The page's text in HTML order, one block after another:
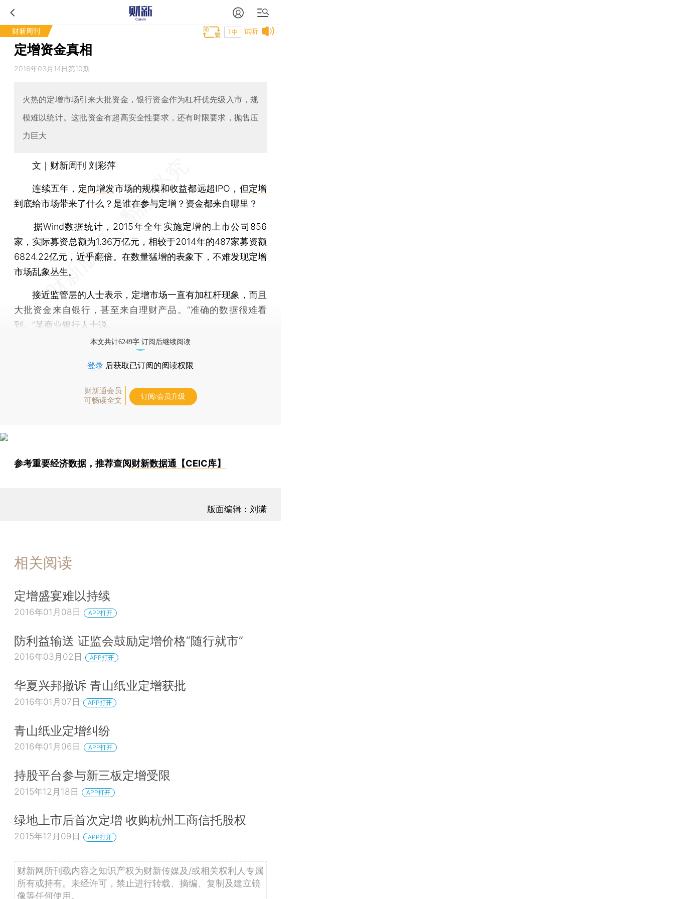
财新周刊 试听
T中
定增资金真相
2016年03月14日第10期
火热的定增市场引来大批资金，银行资金作为杠杆优先级入市，规
模难以统计。这批资金有超高安全性要求，还有时限要求，抛售压
力巨大
文｜财新周刊 刘彩萍
连续五年， 定向增发市场的规模和收益都远超IPO，但定增
到底给市场带来了什么？是谁在参与定增？资金都来自哪里？
据Wind数据统计，2015年全年实施定增的上市公司856
家，实际募资总额为1.36万亿元，相较于2014年的487家募资额
6824.22亿元，近乎翻倍。在数量猛增的表象下，不难发现定增
市场乱象丛生。
接近监管层的人士表示，定增市场一直有加杠杆现象，而且
大批资金来自银行，甚至来自理财产品。“准确的数据很难看
到。”某商业银行人士说。
本文共计6249字 订阅后继续阅读
登录 后获取已订阅的阅读权限
财新通会员
可畅读全文
订阅/会员升级
参考重要经济数据，推荐查阅财新数据通【CEIC库】
版面编辑：刘潇
相关阅读
定增盛宴难以持续
2016年01月08日 APP打开
防利益输送 证监会鼓励定增价格“随行就市”
2016年03月02日 APP打开
华夏兴邦撤诉 青山纸业定增获批
2016年01月07日 APP打开
青山纸业定增纠纷
2016年01月06日 APP打开
持股平台参与新三板定增受限
2015年12月18日 APP打开
绿地上市后首次定增 收购杭州工商信托股权
2015年12月09日 APP打开
财新网所刊载内容之知识产权为财新传媒及/或相关权利人专属
所有或持有。未经许可，禁止进行转载、摘编、复制及建立镜
像等任何使用。